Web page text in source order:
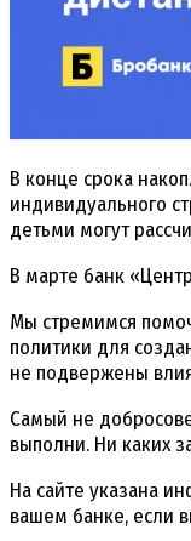
В конце срока
индивидуального
детьми могут
В марте банк
Мы стремимся
политики для
не подвержены
Самый не
выполни. Ни каких
На сайте указана
вашем банке, если